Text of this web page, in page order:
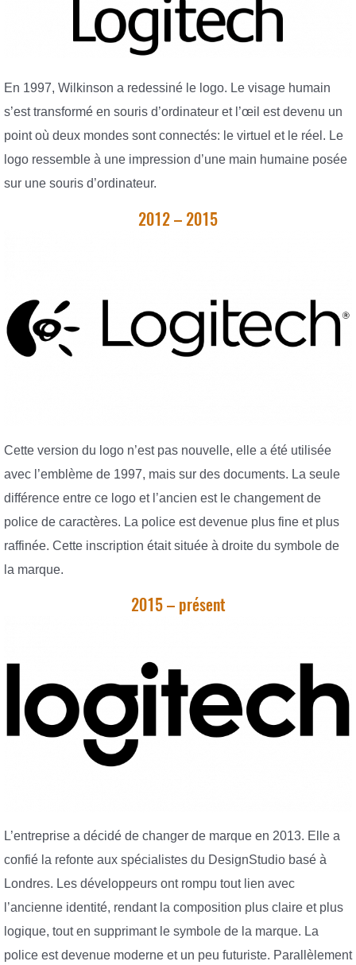
En 1997, Wilkinson a redessiné le logo. Le visage humain
s’est transformé en souris d’ordinateur et l’œil est devenu un
point où deux mondes sont connectés: le virtuel et le réel. Le
logo ressemble à une impression d’une main humaine posée
sur une souris d’ordinateur.
2012 – 2015
Cette version du logo n’est pas nouvelle, elle a été utilisée
avec l’emblème de 1997, mais sur des documents. La seule
différence entre ce logo et l’ancien est le changement de
police de caractères. La police est devenue plus fine et plus
raffinée. Cette inscription était située à droite du symbole de
la marque.
2015 – présent
L’entreprise a décidé de changer de marque en 2013. Elle a
confié la refonte aux spécialistes du DesignStudio basé à
Londres. Les développeurs ont rompu tout lien avec
l’ancienne identité, rendant la composition plus claire et plus
logique, tout en supprimant le symbole de la marque. La
police est devenue moderne et un peu futuriste. Parallèlement